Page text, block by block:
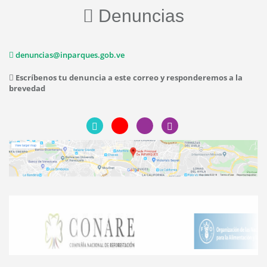
Denuncias
denuncias@inparques.gob.ve
Escríbenos tu denuncia a este correo y responderemos a la
brevedad